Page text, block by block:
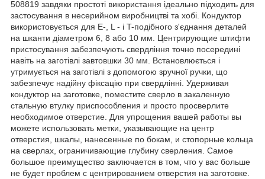
508819 завдяки простоті використання ідеально підходить для
застосування в несерийном виробництві та хобі. Кондуктор
використовується для E-, L - і T-подібного з'єднання деталей
на шканти діаметром 6, 8 або 10 мм. Центрирующие штифти
пристосування забезпечують свердління точно посередині
навіть на заготівлі завтовшки 30 мм. Встановлюється і
утримується на заготівлі з допомогою зручної ручки, що
забезпечує надійну фіксацію при свердлінні. Удерживая
кондуктор на заготовке, поместите сверло в закаленную
стальную втулку приспособления и просто просверлите
необходимое отверстие. Для упрощения вашей работы вы
можете использовать метки, указывающие на центр
отверстия, шкалы, нанесенные по бокам, и стопорные кольца
на сверлах, ограничивающие глубину сверления. Самое
большое преимущество заключается в том, что у вас больше
не будет проблем с центрированием отверстия на заготовке.